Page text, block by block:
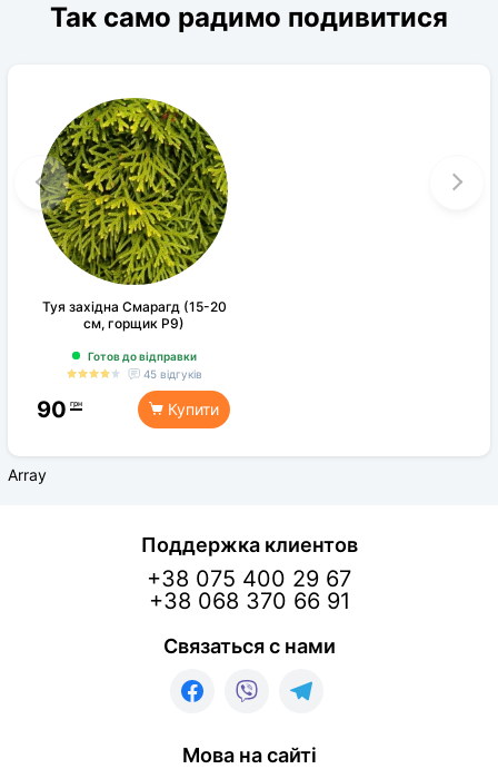
Так само радимо подивитися
Туя західна Смарагд (15-20
см, горщик Р9)
Готов до відправки
45 відгуків
90 грн Купити
Array
Поддержка клиентов
+38 075 400 29 67
+38 068 370 66 91
Связаться с нами
Мова на сайті